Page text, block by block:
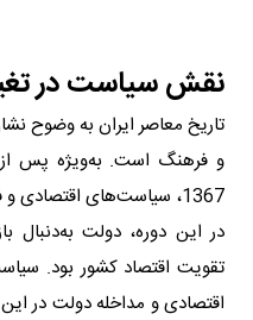
نقش سیاست در
تاریخ معاصر ایران به وضوح
و فرهنگ است. به‌ویژه پس
1367، سیاست‌های اقتصادی
در این دوره، دولت
تقویت اقتصاد کشور بود.
اقتصادی و مداخله دولت در این